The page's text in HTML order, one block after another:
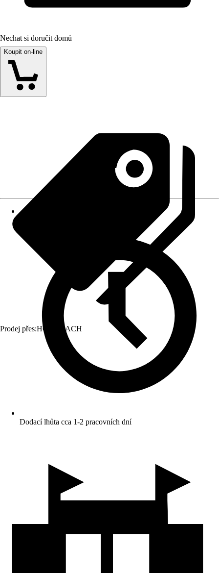
Nechat si doručit domů
Koupit on-line
Prodej přes:HORNBACH
Dodací lhůta cca 1-2 pracovních dní